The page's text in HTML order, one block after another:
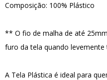
Composição: 100% Plástico
** O fio de malha de até
furo da tela quando
A Tela Plástica é ideal para